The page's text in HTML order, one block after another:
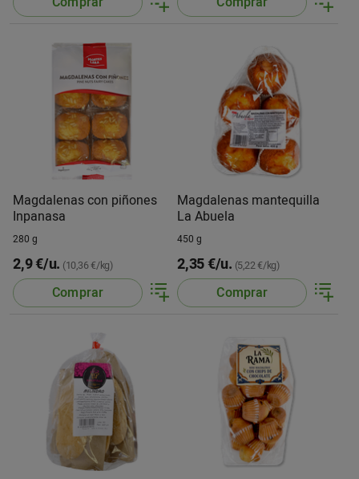
Magdalenas con piñones
Inpanasa
280 g
2,9 €/u. (10,36 €/kg)
Comprar
Magdalenas mantequilla
La Abuela
450 g
2,35 €/u. (5,22 €/kg)
Comprar